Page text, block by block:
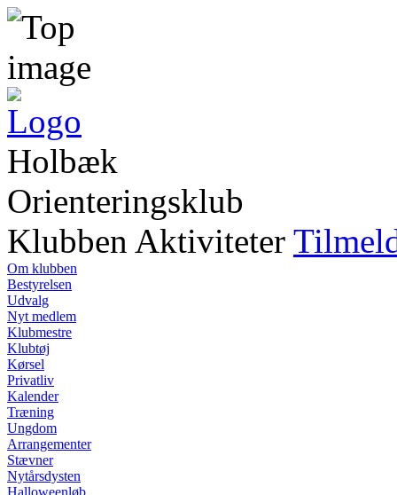
Holbæk
Orienteringsklub
Klubben Aktiviteter
Om klubben
Bestyrelsen
Udvalg
Nyt medlem
Klubmestre
Klubtøj
Kørsel
Privatliv
Kalender
Træning
Ungdom
Arrangementer
Stævner
Nytårsdysten
Halloweenløb